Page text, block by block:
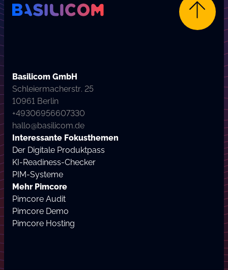
Company Logo von Basilicom GmbH
Basilicom GmbH
Schleiermacherstr. 25
10961 Berlin
+49306956607330
hallo@basilicom.de
Interessante Fokusthemen
Der Digitale Produktpass
KI-Readiness-Checker
PIM-Systeme
Mehr Pimcore
Pimcore Audit
Pimcore Demo
Pimcore Hosting